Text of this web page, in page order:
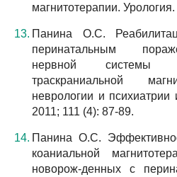
магнитотерапии.
Панина О.С.
перинатальным
нервной системы
траскраниальной
неврологии и
2011; 111 (4): 87-89.
Панина О.С.
коаниальной
новорож-денных с